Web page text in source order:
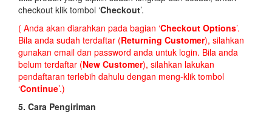
checkout klik tombol ‘Checkout’.
( Anda akan diarahkan pada bagian ‘Checkout Options’.
Bila anda sudah terdaftar (Returning Customer), silahkan
gunakan email dan password anda untuk login. Bila anda
belum terdaftar (New Customer), silahkan lakukan
pendaftaran terlebih dahulu dengan meng-klik tombol
‘Continue’.)
5. Cara Pengiriman